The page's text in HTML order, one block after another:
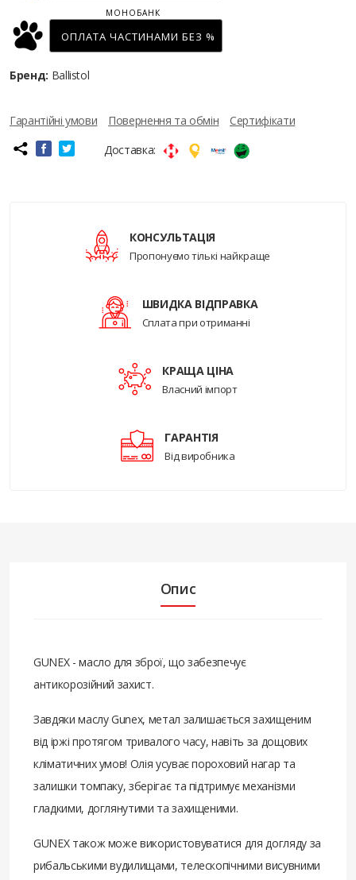
ОПЛАТА ЧАСТИНАМИ БЕЗ %
МОНОБАНК
Бренд: Ballistol
Гарантійні умови Повернення та обмін
Сертифікати
Доставка:
КОНСУЛЬТАЦІЯ
Пропонуємо тількі найкраще
ШВИДКА ВІДПРАВКА
Сплата при отриманні
КРАЩА ЦІНА
Власний імпорт
ГАРАНТІЯ
Від виробника
Опис
GUNEX - масло для зброї, що забезпечує
антикорозійний захист.
Завдяки маслу Gunex, метал залишається захищеним
від іржі протягом тривалого часу, навіть за дощових
кліматичних умов! Олія усуває пороховий нагар та
залишки томпаку, зберігає та підтримує механізми
гладкими, доглянутими та захищеними.
GUNEX також може використовуватися для догляду за
рибальськими вудилищами, телескопічними висувними